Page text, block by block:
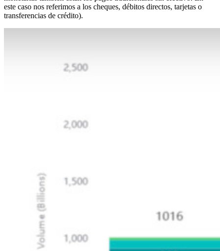
este caso nos referimos a los cheques, débitos directos, tarjetas o
transferencias de crédito).